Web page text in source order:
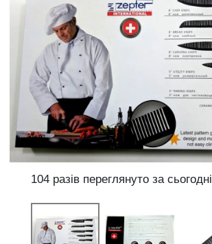
104 разів переглянуто за сьогодні